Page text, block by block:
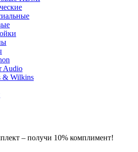
Audio
& Wilkins
– получи 10% комплимент!